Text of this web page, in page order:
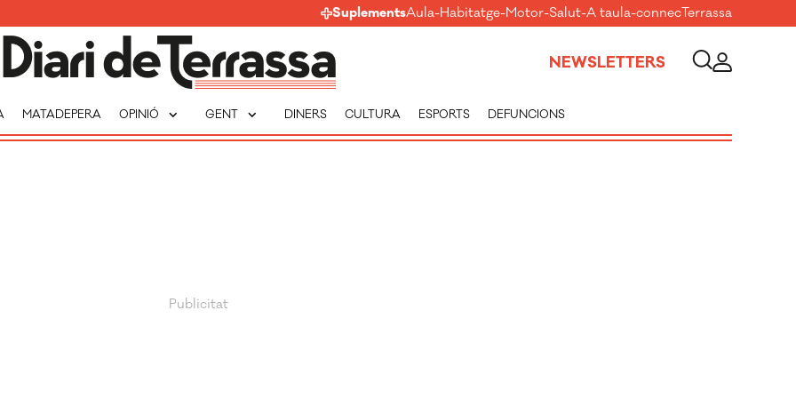
SuplementsAula-Habitatge-Motor-Salut-A taula-connecTerrassa
NEWSLETTERS
MATADEPERA OPINIÓ expand_more GENT expand_more DINERS CULTURA ESPORTS DEFUNCIONS